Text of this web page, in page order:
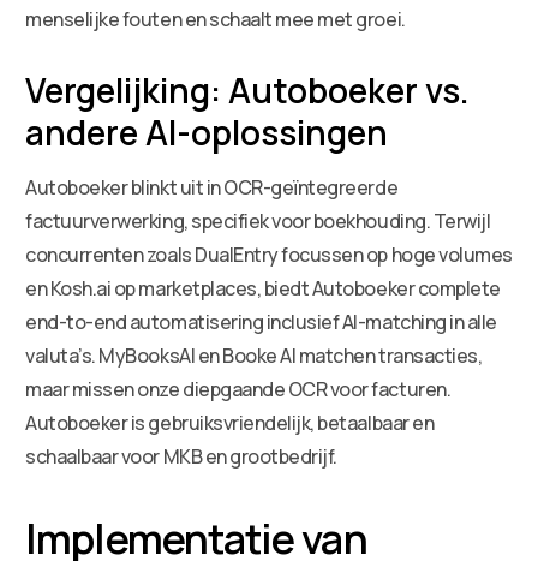
menselijke fouten en schaalt mee met groei.
Vergelijking: Autoboeker vs.
andere AI-oplossingen
Autoboeker blinkt uit in OCR-geïntegreerde
factuurverwerking, specifiek voor boekhouding. Terwijl
concurrenten zoals DualEntry focussen op hoge volumes
en Kosh.ai op marketplaces, biedt Autoboeker complete
end-to-end automatisering inclusief AI-matching in alle
valuta’s. MyBooksAI en Booke AI matchen transacties,
maar missen onze diepgaande OCR voor facturen.
Autoboeker is gebruiksvriendelijk, betaalbaar en
schaalbaar voor MKB en grootbedrijf.
Implementatie van